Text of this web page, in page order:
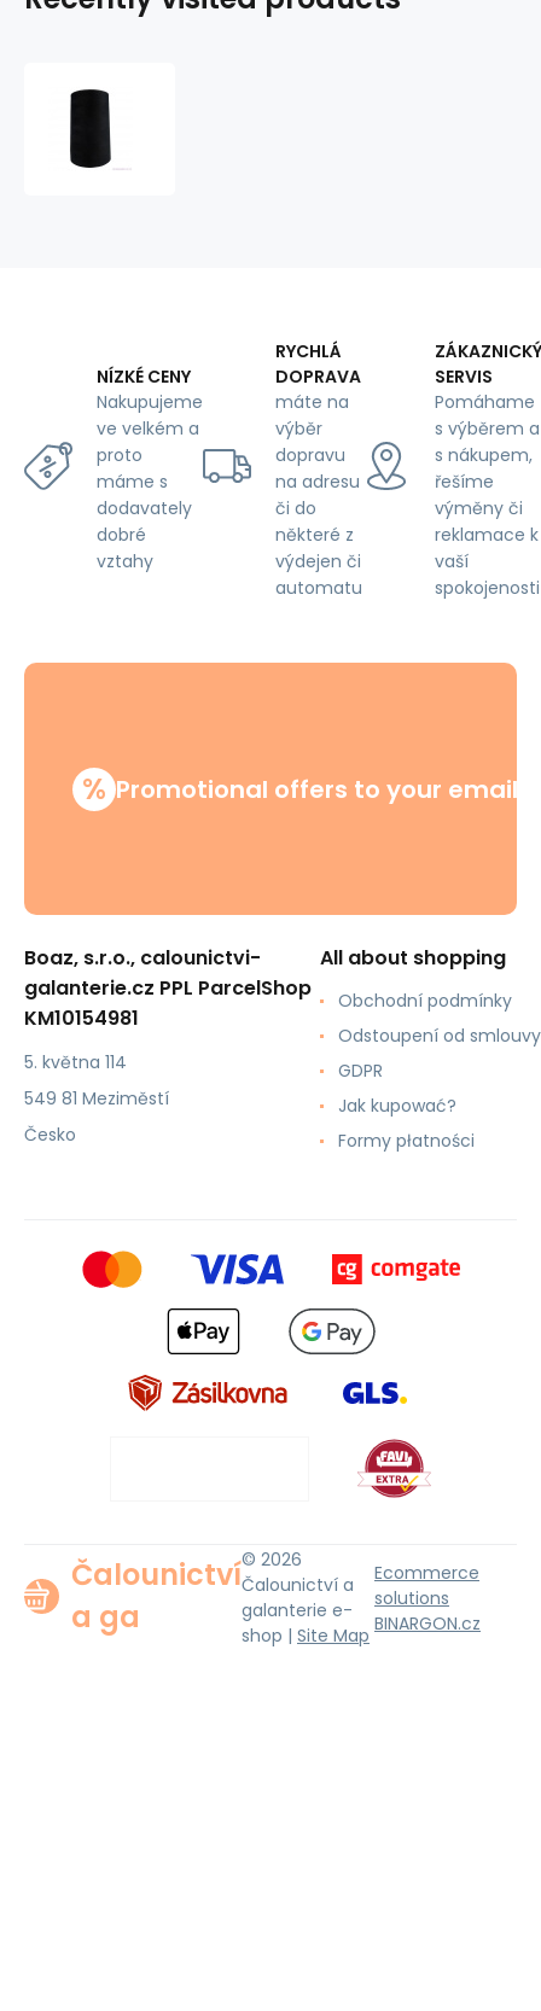
NÍZKÉ CENY
Nakupujeme
ve velkém a
proto
máme s
dodavately
dobré
vztahy
RYCHLÁ
DOPRAVA
máte na
výběr
dopravu
na adresu
či do
některé z
výdejen či
automatu
ZÁKAZNICKÝ
SERVIS
Pomáhame
s výběrem a
s nákupem,
řešíme
výměny či
reklamace k
vaší
spokojenosti
% Promotional offers to your email
Boaz, s.r.o., calounictvi-
galanterie.cz PPL ParcelShop
KM10154981
5. května 114
549 81 Meziměstí
Česko
All about shopping
Obchodní podmínky
Odstoupení od smlouvy
GDPR
Jak kupować?
Formy płatności
Čalounictví
a ga
© 2026
Čalounictví a
galanterie e-
shop | Site Map
Ecommerce
solutions
BINARGON.cz